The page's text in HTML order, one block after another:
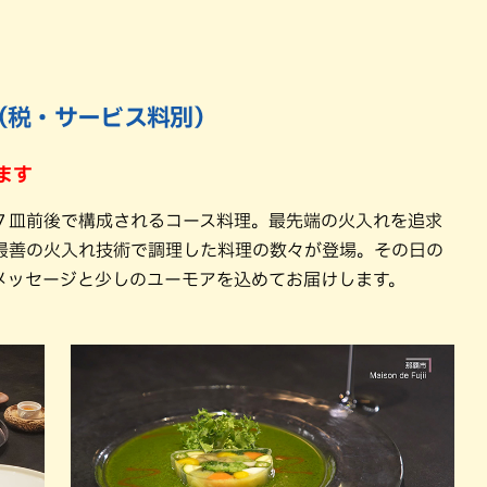
・サービス料別）
す
前後で構成されるコース料理。最先端の火入れを追求
の火入れ技術で調理した料理の数々が登場。その日の
セージと少しのユーモアを込めてお届けします。